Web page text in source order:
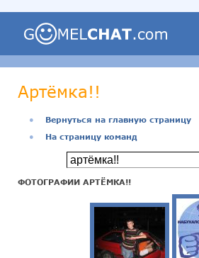
Артёмка!!
●
Вернуться на главную страницу
●
На страницу команд
ФОТОГРАФИИ АРТЁМКА!!